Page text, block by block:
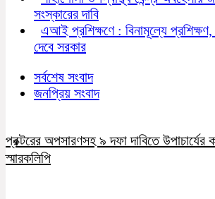
সংস্কারের দাবি
এআই প্রশিক্ষণে : বিনামূল্যে
দেবে সরকার
সর্বশেষ সংবাদ
জনপ্রিয় সংবাদ
প্রক্টরের অপসারণসহ ৯ দফা দাবিতে
স্মারকলিপি